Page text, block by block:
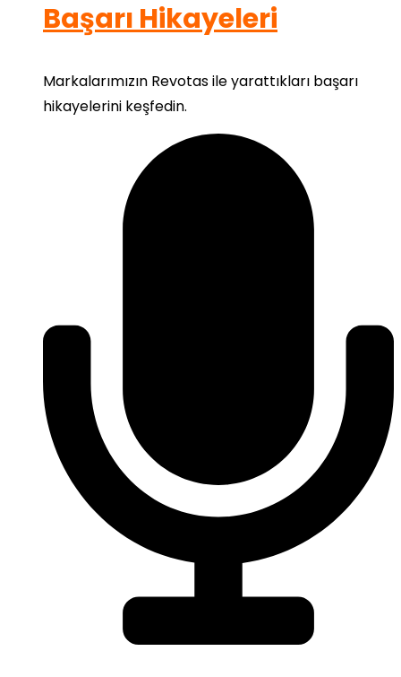
Başarı Hikayeleri
Markalarımızın Revotas ile yarattıkları başarı
hikayelerini keşfedin.